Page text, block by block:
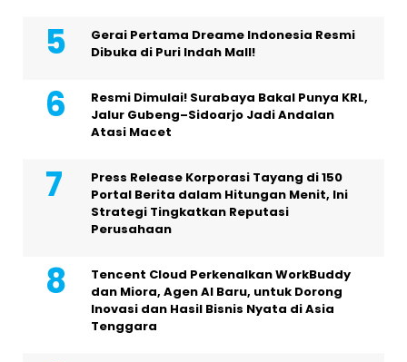
Gerai Pertama Dreame Indonesia Resmi
Dibuka di Puri Indah Mall!
Resmi Dimulai! Surabaya Bakal Punya KRL,
Jalur Gubeng–Sidoarjo Jadi Andalan
Atasi Macet
Press Release Korporasi Tayang di 150
Portal Berita dalam Hitungan Menit, Ini
Strategi Tingkatkan Reputasi
Perusahaan
Tencent Cloud Perkenalkan WorkBuddy
dan Miora, Agen AI Baru, untuk Dorong
Inovasi dan Hasil Bisnis Nyata di Asia
Tenggara